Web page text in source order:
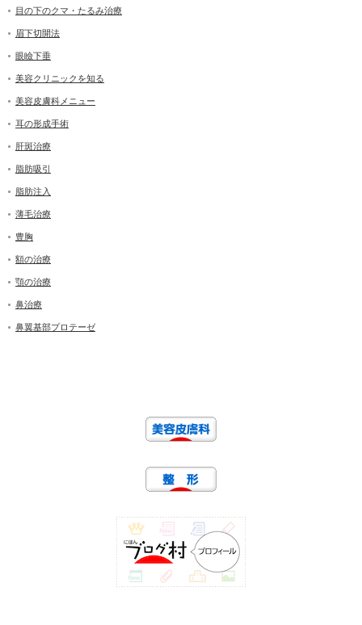
目の下のクマ・たるみ治療
眉下切開法
眼瞼下垂
美容クリニックを知る
美容皮膚科メニュー
耳の形成手術
肝斑治療
脂肪吸引
脂肪注入
薄毛治療
豊胸
額の治療
顎の治療
鼻治療
鼻翼基部プロテーゼ